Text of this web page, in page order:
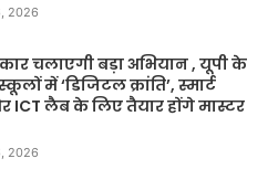
2026
चलाएगी बड़ा अभियान , यूपी के
में ‘डिजिटल क्रांति’, स्मार्ट
ICT लैब के लिए तैयार होंगे मास्टर
2026